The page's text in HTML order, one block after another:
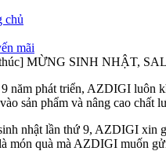
chủ
mãi
MỪNG SINH NHẬT,
năm phát triển, AZDIGI luôn
sản phẩm và nâng cao
nhật lần thứ 9, AZDIGI xin
món quà mà AZDIGI muốn